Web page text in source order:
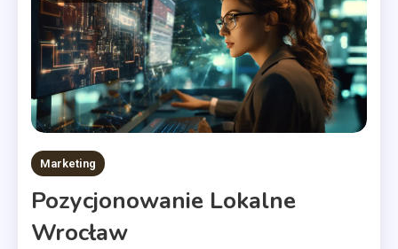
Marketing
Pozycjonowanie Lokalne
Wrocław